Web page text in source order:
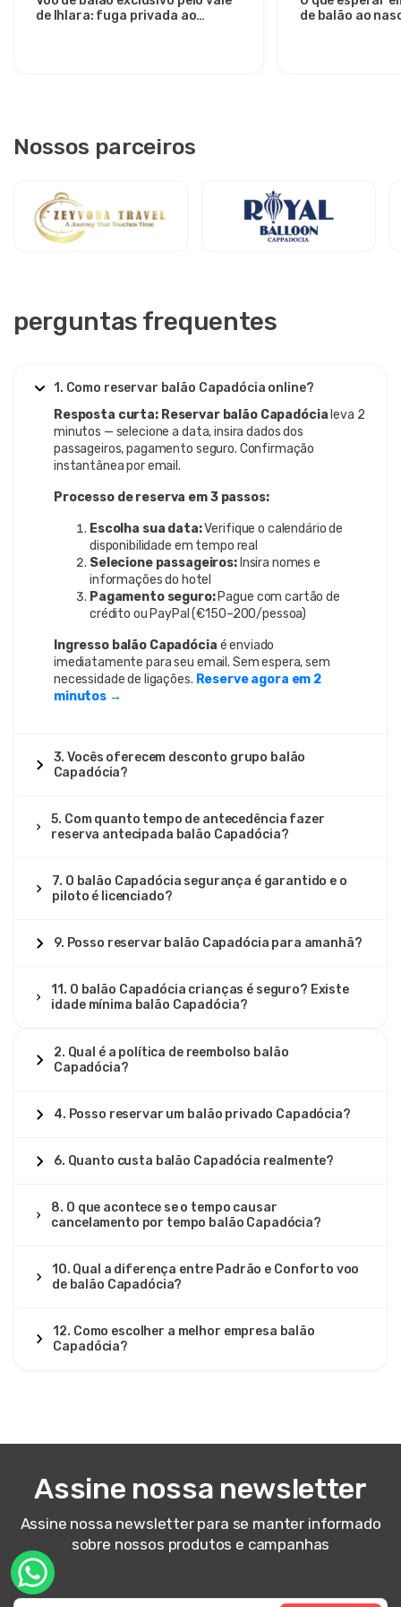
de Ihlara: fuga privada ao
de balão ao
Nossos parceiros
perguntas frequentes
1. Como reservar balão Capadócia online?
Resposta curta: Reservar balão Capadócialeva 2
minutos — selecione a data, insira dados dos
passageiros, pagamento seguro. Confirmação
instantânea por email.
Processo de reserva em 3 passos:
Escolha sua data:Verifique o calendário de
disponibilidade em tempo real
Selecione passageiros:Insira nomes e
informações do hotel
Pagamento seguro:Pague com cartão de
crédito ou PayPal (€150–200/pessoa)
Ingresso balão Capadócia é enviado
imediatamente para seu email. Sem espera, sem
necessidade de ligações. Reserve agora em 2
minutos →
3. Vocês oferecem desconto grupo balão
Capadócia?
5. Com quanto tempo de antecedência fazer
reserva antecipada balão Capadócia?
7. O balão Capadócia segurança é garantido e o
piloto é licenciado?
9. Posso reservar balão Capadócia para amanhã?
11. O balão Capadócia crianças é seguro? Existe
idade mínima balão Capadócia?
2. Qual é a política de reembolso balão
Capadócia?
4. Posso reservar um balão privado Capadócia?
6. Quanto custa balão Capadócia realmente?
8. O que acontece se o tempo causar
cancelamento por tempo balão Capadócia?
10. Qual a diferença entre Padrão e Conforto voo
de balão Capadócia?
12. Como escolher a melhor empresa balão
Capadócia?
Assine nossa newsletter
Assine nossa newsletter para se manter informado
sobre nossos produtos e campanhas